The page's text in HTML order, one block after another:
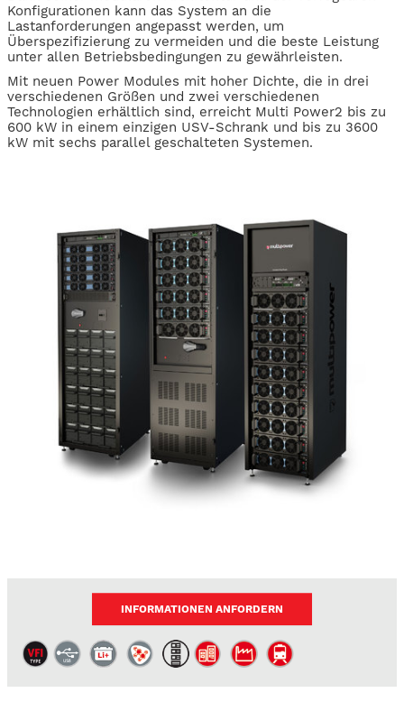
Konfigurationen kann das System an die
Lastanforderungen angepasst werden, um
Überspezifizierung zu vermeiden und die beste Leistung
unter allen Betriebsbedingungen zu gewährleisten.
Mit neuen Power Modules mit hoher Dichte, die in drei
verschiedenen Größen und zwei verschiedenen
Technologien erhältlich sind, erreicht Multi Power2 bis zu
600 kW in einem einzigen USV-Schrank und bis zu 3600
kW mit sechs parallel geschalteten Systemen.
INFORMATIONEN ANFORDERN